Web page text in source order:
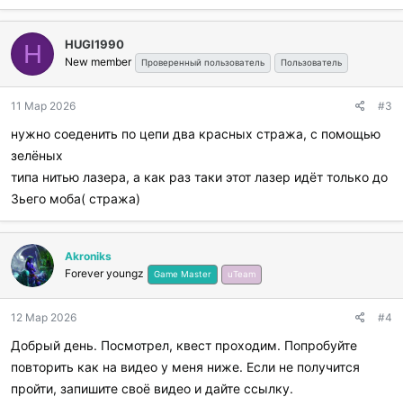
H HUGI1990
New member Проверенный пользователь Пользователь
11 Мар 2026 #3
нужно соеденить по цепи два красных стража, с помощью
зелёных
типа нитью лазера, а как раз таки этот лазер идёт только до
3ьего моба( стража)
Akroniks
Forever youngz
Game Master uTeam
12 Мар 2026 #4
Добрый день. Посмотрел, квест проходим. Попробуйте
повторить как на видео у меня ниже. Если не получится
пройти, запишите своё видео и дайте ссылку.